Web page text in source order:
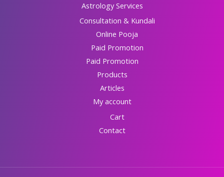
Astrology Services
Consultation & Kundali
Online Pooja
Paid Promotion
Paid Promotion
Products
Articles
My account
Cart
Contact